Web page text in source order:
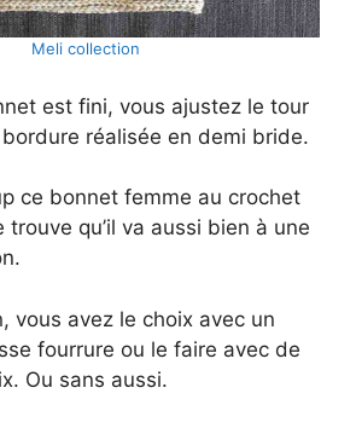
Meli collection
est fini, vous ajustez le tour
réalisée en demi bride.
ce bonnet femme au crochet
trouve qu’il va aussi bien à une
vous avez le choix avec un
fourrure ou le faire avec de
Ou sans aussi.